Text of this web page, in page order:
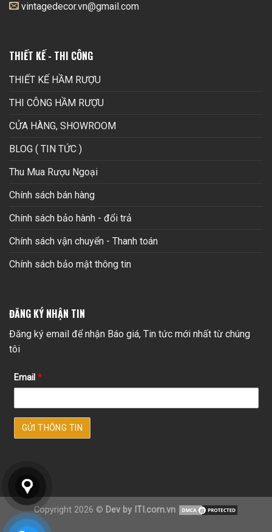
vintagedecor.vn@gmail.com
THIẾT KẾ - THI CÔNG
THIẾT KẾ HẦM RƯỢU
THI CÔNG HẦM RƯỢU
CỬA HÀNG, SHOWROOM
BLOG ( TIN TỨC )
Thu Mua Rượu Ngoại
Chính sách bán hàng
Chính sách bảo hành - đổi trả
Chính sách vận chuyển - Thanh toán
Chính sách bảo mật thông tin
ĐĂNG KÝ NHẬN TIN
Đăng ký email để nhận Báo giá, Tin tức mới nhất từ chúng
tôi
Email *
Copyright 2026 © Dev by ITI.com.vn